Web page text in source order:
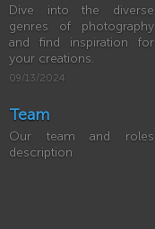
Dive into the diverse
genres of photography
and find inspiration for
your creations.
09/13/2024
Team
Our team and roles
description